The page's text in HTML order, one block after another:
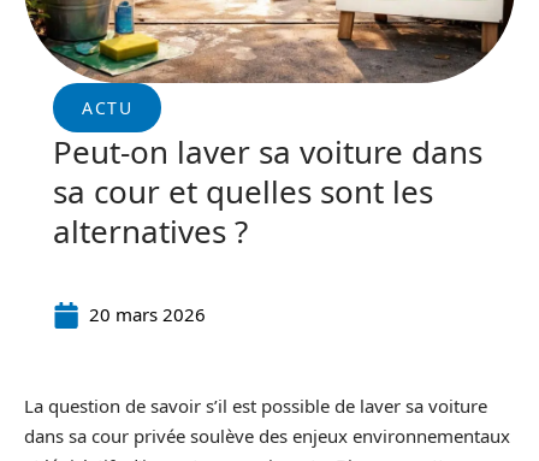
ACTU
Peut-on laver sa voiture dans
sa cour et quelles sont les
alternatives ?
20 mars 2026
La question de savoir s’il est possible de laver sa voiture
dans sa cour privée soulève des enjeux environnementaux